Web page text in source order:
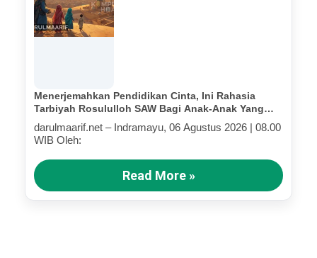
Menerjemahkan Pendidikan Cinta, Ini Rahasia
Tarbiyah Rosululloh SAW Bagi Anak-Anak Yang
Terluka (Bagian IV)
darulmaarif.net – Indramayu, 06 Agustus 2026 | 08.00
WIB Oleh:
Read More »